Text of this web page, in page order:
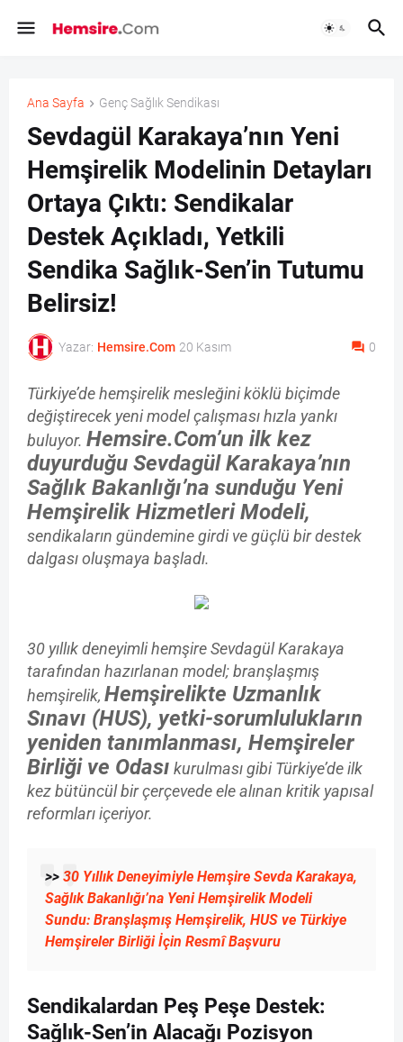
Ana Sayfa Genç Sağlık Sendikası
Sevdagül Karakaya’nın Yeni
Hemşirelik Modelinin Detayları
Ortaya Çıktı: Sendikalar
Destek Açıkladı, Yetkili
Sendika Sağlık-Sen’in Tutumu
Belirsiz!
Yazar: Hemsire.Com 20 Kasım 0
Türkiye’de hemşirelik mesleğini köklü biçimde
değiştirecek yeni model çalışması hızla yankı
buluyor. Hemsire.Com’un ilk kez
duyurduğu Sevdagül Karakaya’nın
Sağlık Bakanlığı’na sunduğu Yeni
Hemşirelik Hizmetleri Modeli,
sendikaların gündemine girdi ve güçlü bir destek
dalgası oluşmaya başladı.
30 yıllık deneyimli hemşire Sevdagül Karakaya
tarafından hazırlanan model; branşlaşmış
hemşirelik, Hemşirelikte Uzmanlık
Sınavı (HUS), yetki-sorumlulukların
yeniden tanımlanması, Hemşireler
Birliği ve Odası kurulması gibi Türkiye’de ilk
kez bütüncül bir çerçevede ele alınan kritik yapısal
reformları içeriyor.
>> 30 Yıllık Deneyimiyle Hemşire Sevda Karakaya,
Sağlık Bakanlığı’na Yeni Hemşirelik Modeli
Sundu: Branşlaşmış Hemşirelik, HUS ve Türkiye
Hemşireler Birliği İçin Resmî Başvuru
Sendikalardan Peş Peşe Destek:
Sağlık-Sen’in Alacağı Pozisyon